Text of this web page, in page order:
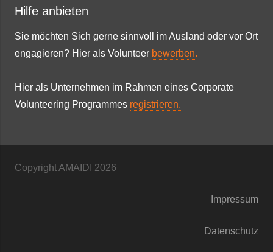
Hilfe anbieten
Sie möchten Sich gerne sinnvoll im Ausland oder vor Ort
engagieren? Hier als Volunteer bewerben.
Hier als Unternehmen im Rahmen eines Corporate
Volunteering Programmes registrieren.
Copyright AMAIDI 2026
Impressum
Datenschutz